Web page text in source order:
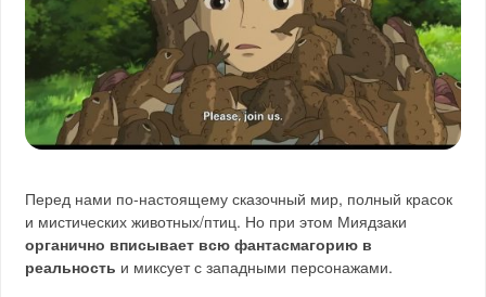
Перед нами по-настоящему сказочный мир, полный красок
и мистических животных/птиц. Но при этом Миядзаки
органично вписывает всю фантасмагорию в
реальность и миксует с западными персонажами.